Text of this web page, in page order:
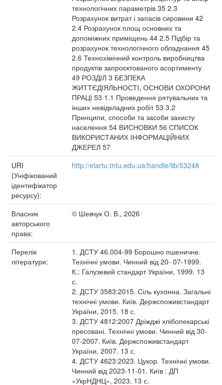
технологічних параметрів 35 2.3
Розрахунок витрат і запасів сировини 42
2.4 Розрахунок площ основних та
допоміжних приміщень 44 2.5 Підбір та
розрахунок технологічного обладнання 45
2.6 Технохімічний контроль виробництва
продуктів запроєктованого асортименту
49 РОЗДІЛ 3 БЕЗПЕКА
ЖИТТЄДІЯЛЬНОСТІ, ОСНОВИ ОХОРОНИ
ПРАЦІ 53 1.1 Проведення рятувальних та
інших невідкладних робіт 53 3.2
Принципи, способи та засоби захисту
населення 54 ВИСНОВКИ 56 СПИСОК
ВИКОРИСТАНИХ ІНФОРМАЦІЙНИХ
ДЖЕРЕЛ 57
URI
(Уніфікований
ідентифікатор
ресурсу):
http://elartu.tntu.edu.ua/handle/lib/53248
Власник
авторського
права:
© Шевчук О. В., 2026
Перелік
літератури:
1. ДСТУ 46.004-99 Борошно пшеничне.
Технічні умови. Чинний від 20- 07-1999.
К.: Галузевий стандарт України, 1999. 13
с.
2. ДСТУ 3583:2015. Сіль кухонна. Загальні
технічні умови. Київ. Держспоживстандарт
України, 2015. 18 с.
3. ДСТУ 4812:2007 Дріжджі хлібопекарські
пресовані. Технічні умови. Чинний від 30-
07-2007. Київ. Держспоживстандарт
України, 2007. 13 с.
4. ДСТУ 4623:2023. Цукор. Технічні умови.
Чинний від 2023-11-01. Київ : ДП
«УкрНДНЦ», 2023. 13 с.